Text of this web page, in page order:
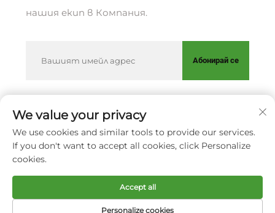
нашия екип в Компания.
Абонирай се
Всички права запазени © XIAMEN HUAKANG
ORTHOPEDIC CO., LTD.
Политика за
поверителност
Скрол до началото
We value your privacy
We use cookies and similar tools to provide our services.
If you don't want to accept all cookies, click Personalize
cookies.
Personalize cookies
Accept all